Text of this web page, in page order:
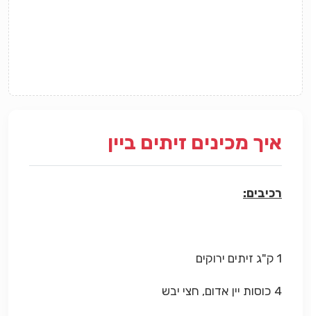
איך מכינים זיתים ביין
רכיבים:
1 ק"ג זיתים ירוקים
4 כוסות יין אדום, חצי יבש